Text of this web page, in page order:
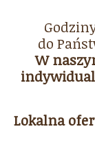
do
W
Lokalna